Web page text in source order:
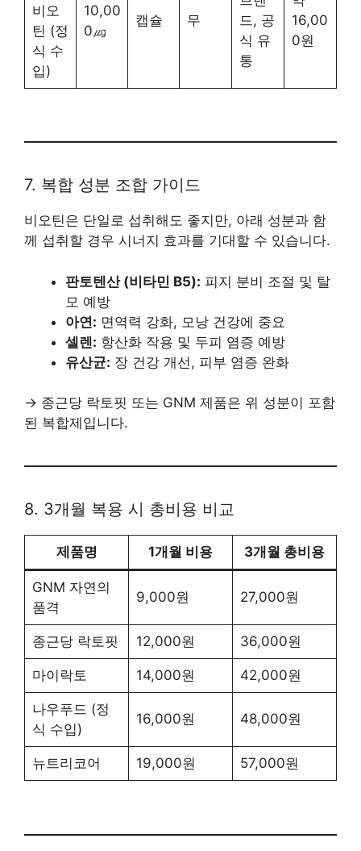
비오
틴 (정
식 수
입)
10,00
0㎍
캡슐 무
드, 공
식 유
통
16,00
0원
7. 복합 성분 조합 가이드
비오틴은 단일로 섭취해도 좋지만, 아래 성분과 함
께 섭취할 경우 시너지 효과를 기대할 수 있습니다.
판토텐산 (비타민 B5): 피지 분비 조절 및 탈
모 예방
아연: 면역력 강화, 모낭 건강에 중요
셀렌: 항산화 작용 및 두피 염증 예방
유산균: 장 건강 개선, 피부 염증 완화
→ 종근당 락토핏 또는 GNM 제품은 위 성분이 포함
된 복합제입니다.
8. 3개월 복용 시 총비용 비교
제품명 1개월 비용 3개월 총비용
GNM 자연의
품격
9,000원 27,000원
종근당 락토핏 12,000원 36,000원
마이락토 14,000원 42,000원
나우푸드 (정
식 수입)
16,000원 48,000원
뉴트리코어 19,000원 57,000원